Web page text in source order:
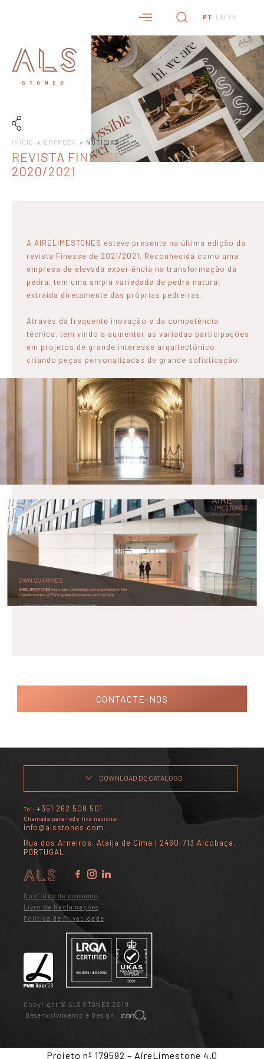
PT EN FR
INÍCIO EMPRESA NOTÍCIAS
REVISTA FINESSE
2020/2021
A AIRELIMESTONES esteve presente na última edição da
revista Finesse de 2021/2021. Reconhecida como uma
empresa de elevada experiência na transformação da
pedra, tem uma ampla variedade de pedra natural
extraída diretamente das próprias pedreiras.
Através da frequente inovação e da competência
técnica, tem vindo a aumentar as variadas participações
em projetos de grande interesse arquitectónico,
criando peças personalizadas de grande sofisticação.
CONTACTE-NOS
DOWNLOAD DE CATÁLOGO
Tel: +351 262 508 501
Chamada para rede fixa nacional
info@alsstones.com
Rua dos Arneiros, Ataíja de Cima | 2460-713 Alcobaça,
PORTUGAL
Conflitos de consumo
Livro de Reclamações
Política de Privacidade
Copyright © ALS STONES 2019
Desenvolvimento e Design:
Projeto nº 179592 – AireLimestone 4.0